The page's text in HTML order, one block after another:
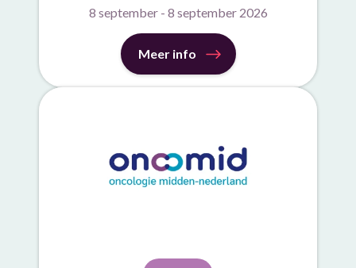
8 september - 8 september 2026
Meer info